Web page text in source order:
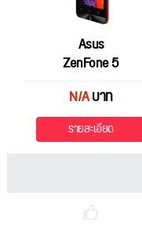
Asus
ZenFone 5
N/Aบาท
รายละเอียด